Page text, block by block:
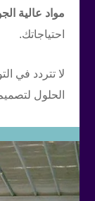
مواد عالية
احتياجاتك.
لا تتردد في
الحلول